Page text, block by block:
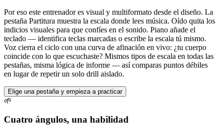
Por eso este entrenador es visual y multiformato desde el diseño. La
pestaña Partitura muestra la escala donde lees música. Oído quita los
indicios visuales para que confíes en el sonido. Piano añade el
teclado — identifica teclas marcadas o escribe la escala tú mismo.
Voz cierra el ciclo con una curva de afinación en vivo: ¿tu cuerpo
coincide con lo que escuchaste? Mismos tipos de escala en todas las
pestañas, misma lógica de informe — así comparas puntos débiles
en lugar de repetir un solo drill aislado.
Elige una pestaña y empieza a practicar
🌱
Cuatro ángulos, una habilidad